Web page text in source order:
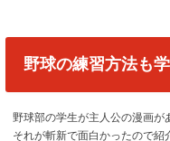
野球の練習方法も
野球部の学生が主人公の漫画が
それが斬新で面白かったので紹